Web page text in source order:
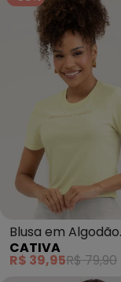
Blusa em Algodão
(Amarelo Claro)
CATIVA
R$ 39,95R$ 79,90